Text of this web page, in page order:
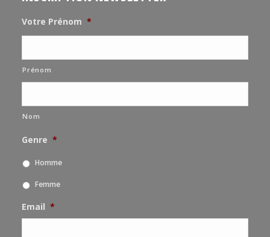
Votre Prénom *
Prénom
Nom
Genre *
Homme
Femme
Email *